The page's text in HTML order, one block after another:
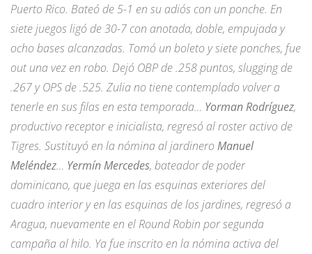
Puerto Rico. Bateó de 5-1 en su adiós con un ponche. En
siete juegos ligó de 30-7 con anotada, doble, empujada y
ocho bases alcanzadas. Tomó un boleto y siete ponches, fue
out una vez en robo. Dejó OBP de .258 puntos, slugging de
.267 y OPS de .525. Zulia no tiene contemplado volver a
tenerle en sus filas en esta temporada… Yorman Rodríguez,
productivo receptor e inicialista, regresó al roster activo de
Tigres. Sustituyó en la nómina al jardineroManuel
Meléndez… Yermín Mercedes, bateador de poder
dominicano, que juega en las esquinas exteriores del
cuadro interior y en las esquinas de los jardines, regresó a
Aragua, nuevamente en el Round Robin por segunda
campaña al hilo. Ya fue inscrito en la nómina activa del